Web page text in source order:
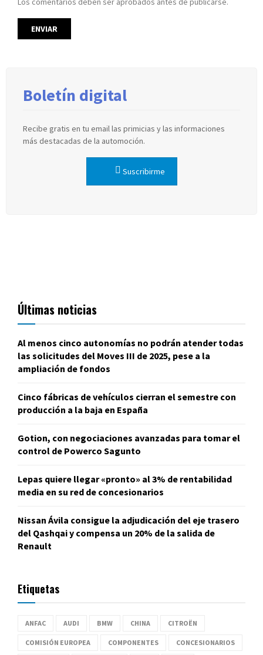
Boletín digital
Recibe gratis en tu email las primicias y las informaciones
más destacadas de la automoción.
Suscribirme
Últimas noticias
Al menos cinco autonomías no podrán atender todas
las solicitudes del Moves III de 2025, pese a la
ampliación de fondos
Cinco fábricas de vehículos cierran el semestre con
producción a la baja en España
Gotion, con negociaciones avanzadas para tomar el
control de Powerco Sagunto
Lepas quiere llegar «pronto» al 3% de rentabilidad
media en su red de concesionarios
Nissan Ávila consigue la adjudicación del eje trasero
del Qashqai y compensa un 20% de la salida de
Renault
Etiquetas
ANFAC AUDI BMW CHINA CITROËN
COMISIÓN EUROPEA COMPONENTES CONCESIONARIOS